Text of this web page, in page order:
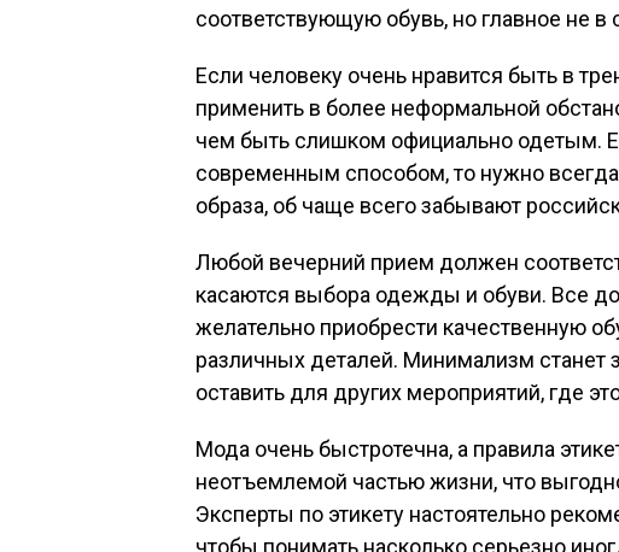
соответствующую обувь, но главное не в
Если человеку очень нравится быть в
применить в более неформальной
чем быть слишком официально одетым.
современным способом, то нужно
образа, об чаще всего забывают
Любой вечерний прием должен
касаются выбора одежды и обуви. Все
желательно приобрести качественную
различных деталей. Минимализм станет
оставить для других мероприятий, где
Мода очень быстротечна, а правила
неотъемлемой частью жизни, что
Эксперты по этикету настоятельно
чтобы понимать насколько серьезно